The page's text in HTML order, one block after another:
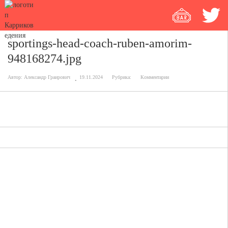
sportings-head-coach-ruben-amorim-
948168274.jpg
Автор: Александр Граирович 19.11.2024 Рубрика: Комментарии